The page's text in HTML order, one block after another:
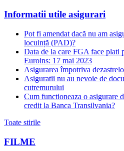
Informatii utile asigurari
Pot fi amendat dacă nu am
locuință (PAD)?
Data de la care FGA face plati
Euroins: 17 mai 2023
Asigurarea împotriva
Asiguratii nu au nevoie de
cutremurului
Cum functioneaza o asigurare
credit la Banca Transilvania?
Toate stirile
FILME